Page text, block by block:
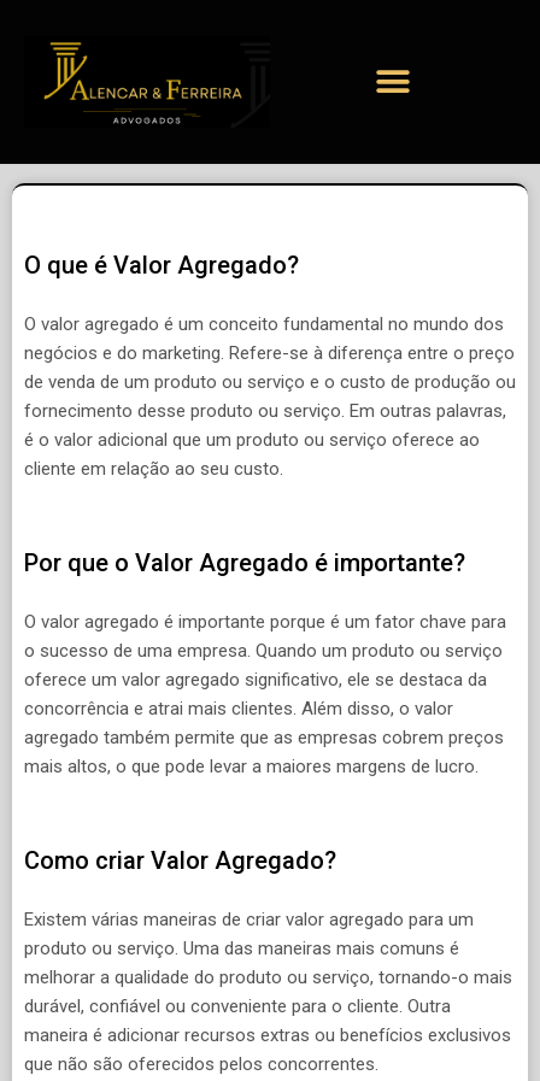
O que é Valor Agregado?
O valor agregado é um conceito fundamental no mundo dos
negócios e do marketing. Refere-se à diferença entre o preço
de venda de um produto ou serviço e o custo de produção ou
fornecimento desse produto ou serviço. Em outras palavras,
é o valor adicional que um produto ou serviço oferece ao
cliente em relação ao seu custo.
Por que o Valor Agregado é importante?
O valor agregado é importante porque é um fator chave para
o sucesso de uma empresa. Quando um produto ou serviço
oferece um valor agregado significativo, ele se destaca da
concorrência e atrai mais clientes. Além disso, o valor
agregado também permite que as empresas cobrem preços
mais altos, o que pode levar a maiores margens de lucro.
Como criar Valor Agregado?
Existem várias maneiras de criar valor agregado para um
produto ou serviço. Uma das maneiras mais comuns é
melhorar a qualidade do produto ou serviço, tornando-o mais
durável, confiável ou conveniente para o cliente. Outra
maneira é adicionar recursos extras ou benefícios exclusivos
que não são oferecidos pelos concorrentes.